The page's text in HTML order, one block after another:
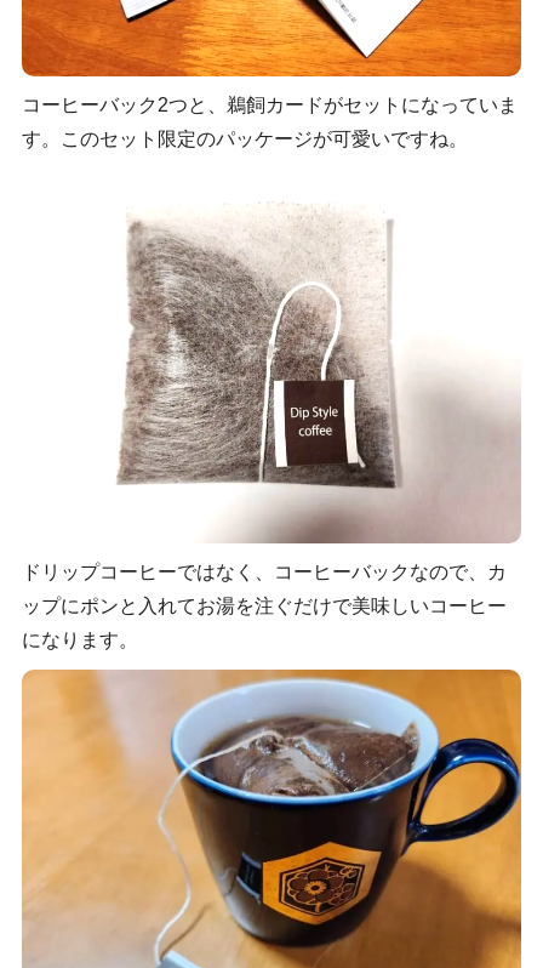
コーヒーバック2つと、鵜飼カードがセットになっていま
す。このセット限定のパッケージが可愛いですね。
ドリップコーヒーではなく、コーヒーバックなので、カ
ップにポンと入れてお湯を注ぐだけで美味しいコーヒー
になります。